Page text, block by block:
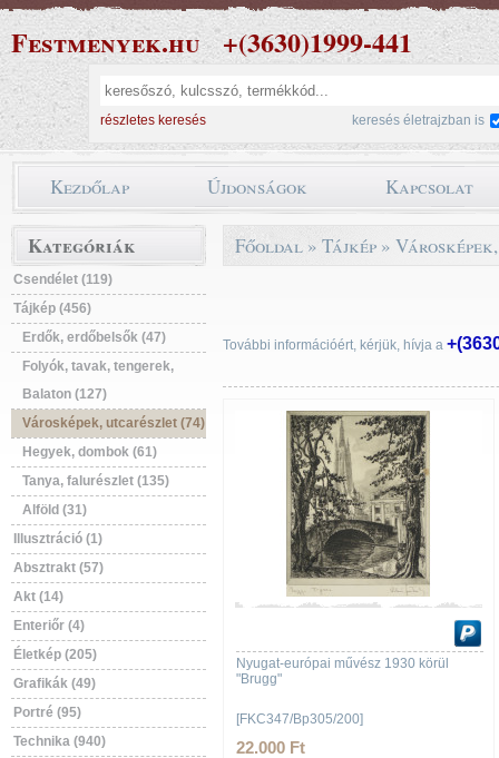
Festmenyek.hu +(3630)1999-441
részletes keresés keresés életrajzban is
Kezdőlap Újdonságok Kapcsolat
Kategóriák
Csendélet (119)
Tájkép (456)
Erdők, erdőbelsők (47)
Folyók, tavak, tengerek,
Balaton (127)
Városképek, utcarészlet (74)
Hegyek, dombok (61)
Tanya, falurészlet (135)
Alföld (31)
Illusztráció (1)
Absztrakt (57)
Akt (14)
Enteriőr (4)
Életkép (205)
Grafikák (49)
Portré (95)
Technika (940)
Főoldal » Tájkép »
További információért, kérjük, hívja a
Nyugat-európai művész 1930 körül
"Brugg"
[FKC347/Bp305/200]
22.000 Ft